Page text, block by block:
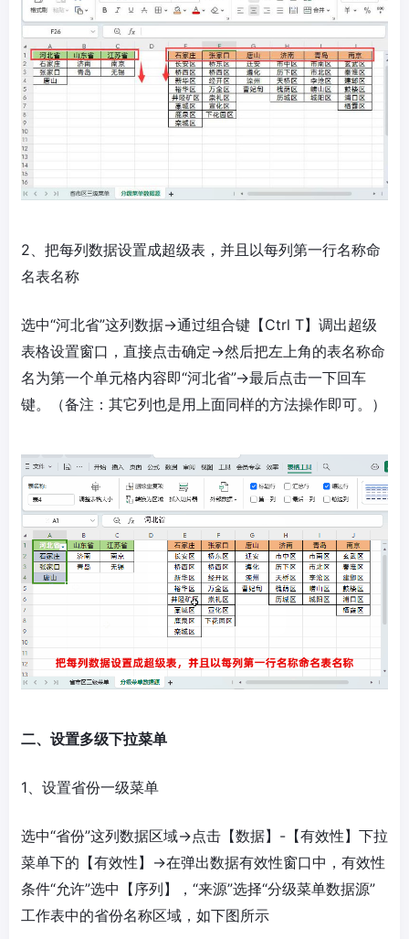
2、把每列数据设置成超级表，并且以每列第一行名称命
名表名称
选中“河北省”这列数据→通过组合键【Ctrl T】调出超级
表格设置窗口，直接点击确定→然后把左上角的表名称命
名为第一个单元格内容即“河北省”→最后点击一下回车
键。（备注：其它列也是用上面同样的方法操作即可。）
二、设置多级下拉菜单
1、设置省份一级菜单
选中“省份”这列数据区域→点击【数据】-【有效性】下拉
菜单下的【有效性】→在弹出数据有效性窗口中，有效性
条件“允许”选中【序列】，“来源”选择“分级菜单数据源”
工作表中的省份名称区域，如下图所示